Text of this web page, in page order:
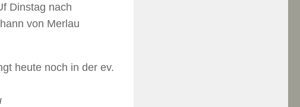
Dinstag nach
von Merlau
heute noch in der ev.